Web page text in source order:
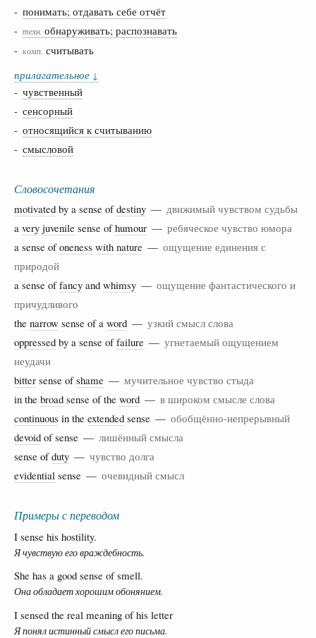
- понимать; отдавать себе отчёт
- техн. обнаруживать; распознавать
- комп. считывать
прилагательное ↓
- чувственный
- сенсорный
- относящийся к считыванию
- смысловой
Словосочетания
motivated by a sense ofdestiny — движимый чувством судьбы
a very juvenile sense ofhumour — ребяческое чувство юмора
a sense ofoneness with nature — ощущение единения с
природой
a sense offancy and whimsy — ощущение фантастического и
причудливого
the narrow sense of a word — узкий смысл слова
oppressed by a sense offailure — угнетаемый ощущением
неудачи
bitter sense ofshame — мучительное чувство стыда
in the broad sense of the word — в широком смысле слова
continuous in the extended sense — обобщённо-непрерывный
devoid of sense — лишённый смысла
sense ofduty — чувство долга
evidential sense — очевидный смысл
Примеры с переводом
I sense his hostility.
Я чувствую его враждебность.
She has a good sense of smell.
Она обладает хорошим обонянием.
I sensed the real meaning of his letter
Я понял истинный смысл его письма.